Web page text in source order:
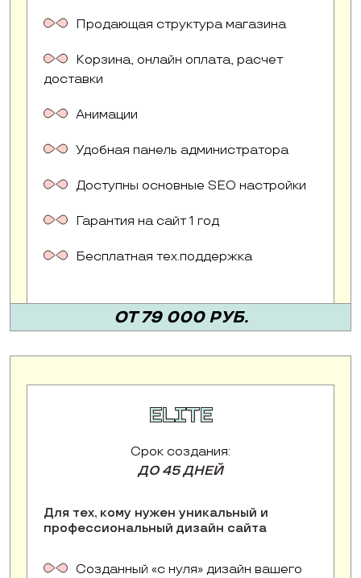
Продающая структура магазина
Корзина, онлайн оплата, расчет
доставки
Анимации
Удобная панель администратора
Доступны основные SEO настройки
Гарантия на сайт 1 год
Бесплатная тех.поддержка
ОТ 79 000 РУБ.
ELITE
Срок создания:
ДО 45 ДНЕЙ
Для тех, кому нужен уникальный и
профессиональный дизайн сайта
Созданный «с нуля» дизайн вашего